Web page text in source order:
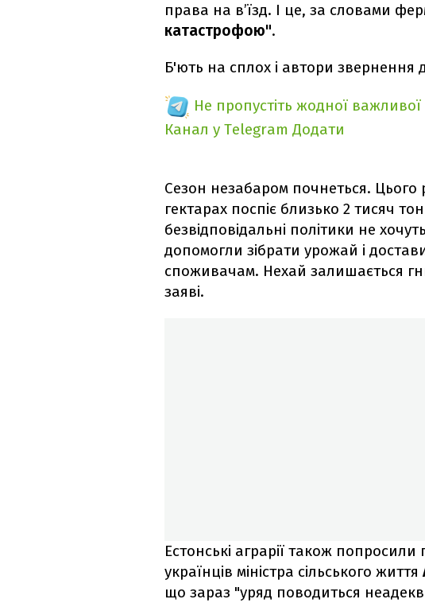
права на в’їзд. І це, за словами
катастрофою".
Б'ють на сплох і автори звернення
Не пропустіть жодної
Канал у Telegram Додати
Сезон незабаром почнеться.
гектарах поспіє близько 2 тисяч
безвідповідальні політики не
допомогли зібрати урожай і
споживачам. Нехай залишається
заяві.
Естонські аграрії також
українців міністра сільського життя
що зараз "уряд поводиться